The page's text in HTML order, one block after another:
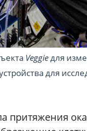
Veggieдля
для
притяжения